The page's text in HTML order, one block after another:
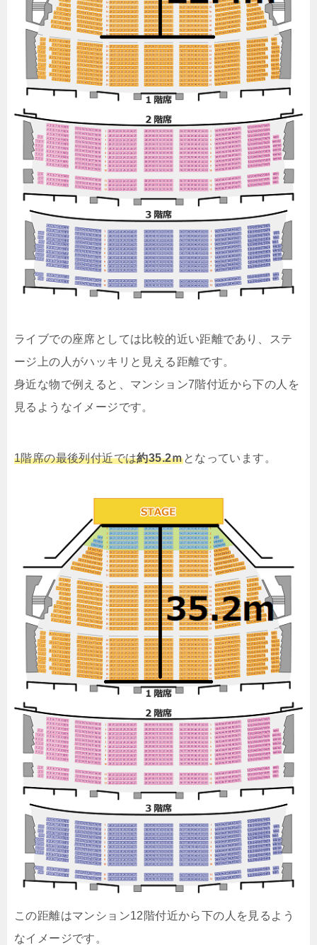
ライブでの座席としては比較的近い距離であり、ステ
ージ上の人がハッキリと見える距離です。
身近な物で例えると、マンション7階付近から下の人を
見るようなイメージです。
1階席の最後列付近では約35.2ｍとなっています。
この距離はマンション12階付近から下の人を見るよう
なイメージです。